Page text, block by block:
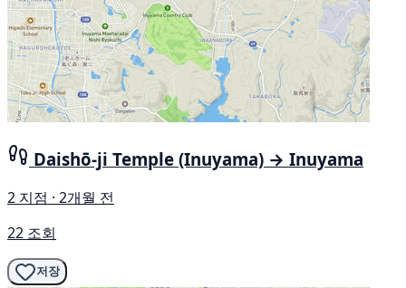
Daishō-ji Temple (Inuyama) → Inuyama
2 지점 · 2개월 전
22 조회
저장